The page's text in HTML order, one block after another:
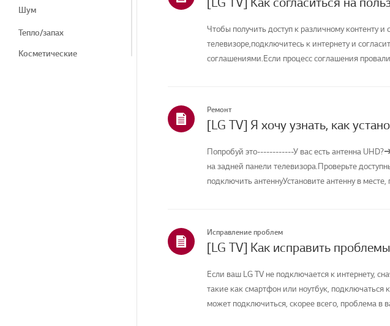
Шум
Тепло/запах
Косметические
Чтобы получить доступ к различному контенту
телевизоре,подключитесь к интернету и
соглашениями.Если процесс соглашения
Ремонт
Попробуй это------------У вас есть антенна
на задней панели телевизора.Проверьте
подключить антеннуУстановите антенну в
Исправление проблем
[LG TV] Как исправить
Если ваш LG TV не подключается к интернету,
такие как смартфон или ноутбук, подключаться
может подключиться, скорее всего, проблема в